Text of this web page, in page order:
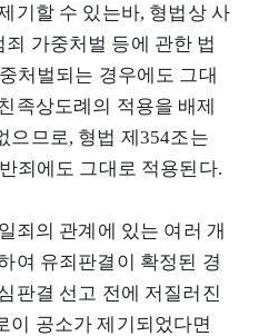
기할 수 있는바, 형법상 사
가중처벌 등에 관한 법
처벌되는 경우에도 그대
족상도례의 적용을 배제
으므로, 형법 제354조는
죄에도 그대로 적용된다.
죄의 관계에 있는 여러 개
여 유죄판결이 확정된 경
판결 선고 전에 저질러진
이 공소가 제기되었다면